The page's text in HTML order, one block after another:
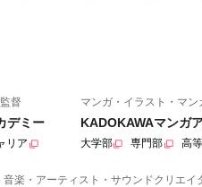
督
デミー
リア
マンガ・イラスト・マ
KADOKAWAマンガ
大学部 専門部 高
音楽・アーティスト・サウンドクリエイ